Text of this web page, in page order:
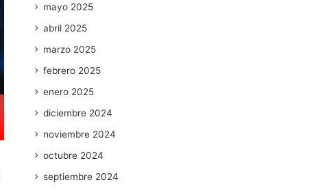
mayo 2025
abril 2025
marzo 2025
febrero 2025
enero 2025
diciembre 2024
noviembre 2024
octubre 2024
septiembre 2024